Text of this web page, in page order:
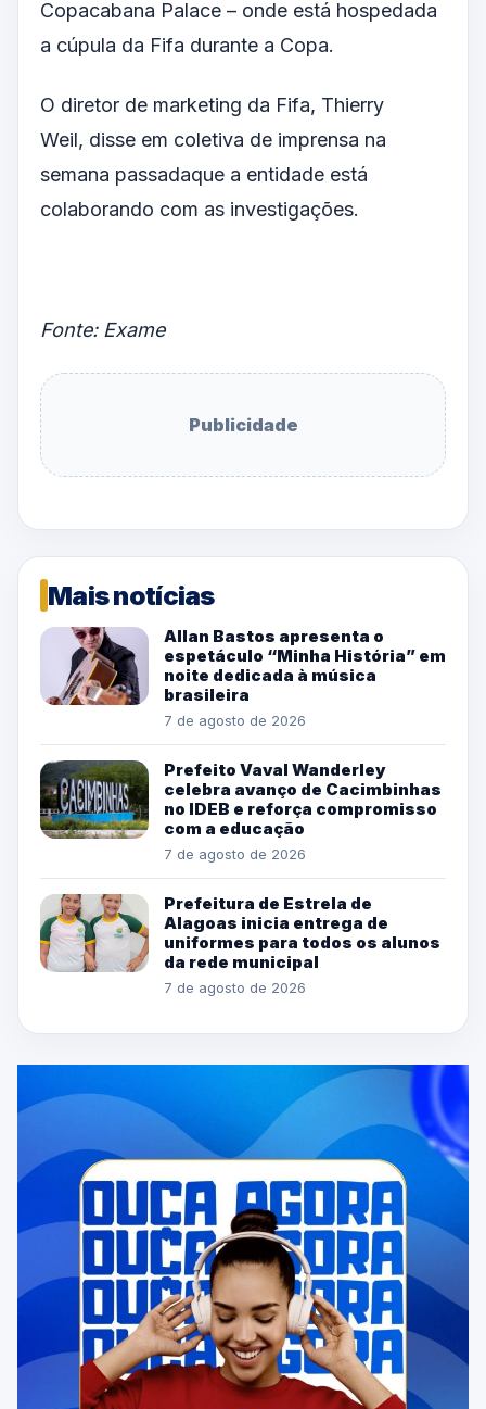
Copacabana Palace – onde está hospedada
a cúpula da Fifa durante a Copa.
O diretor de marketing da Fifa, Thierry
Weil, disse em coletiva de imprensa na
semana passadaque a entidade está
colaborando com as investigações.
Fonte: Exame
Publicidade
Mais notícias
Allan Bastos apresenta o
espetáculo “Minha História” em
noite dedicada à música
brasileira
7 de agosto de 2026
Prefeito Vaval Wanderley
celebra avanço de Cacimbinhas
no IDEB e reforça compromisso
com a educação
7 de agosto de 2026
Prefeitura de Estrela de
Alagoas inicia entrega de
uniformes para todos os alunos
da rede municipal
7 de agosto de 2026